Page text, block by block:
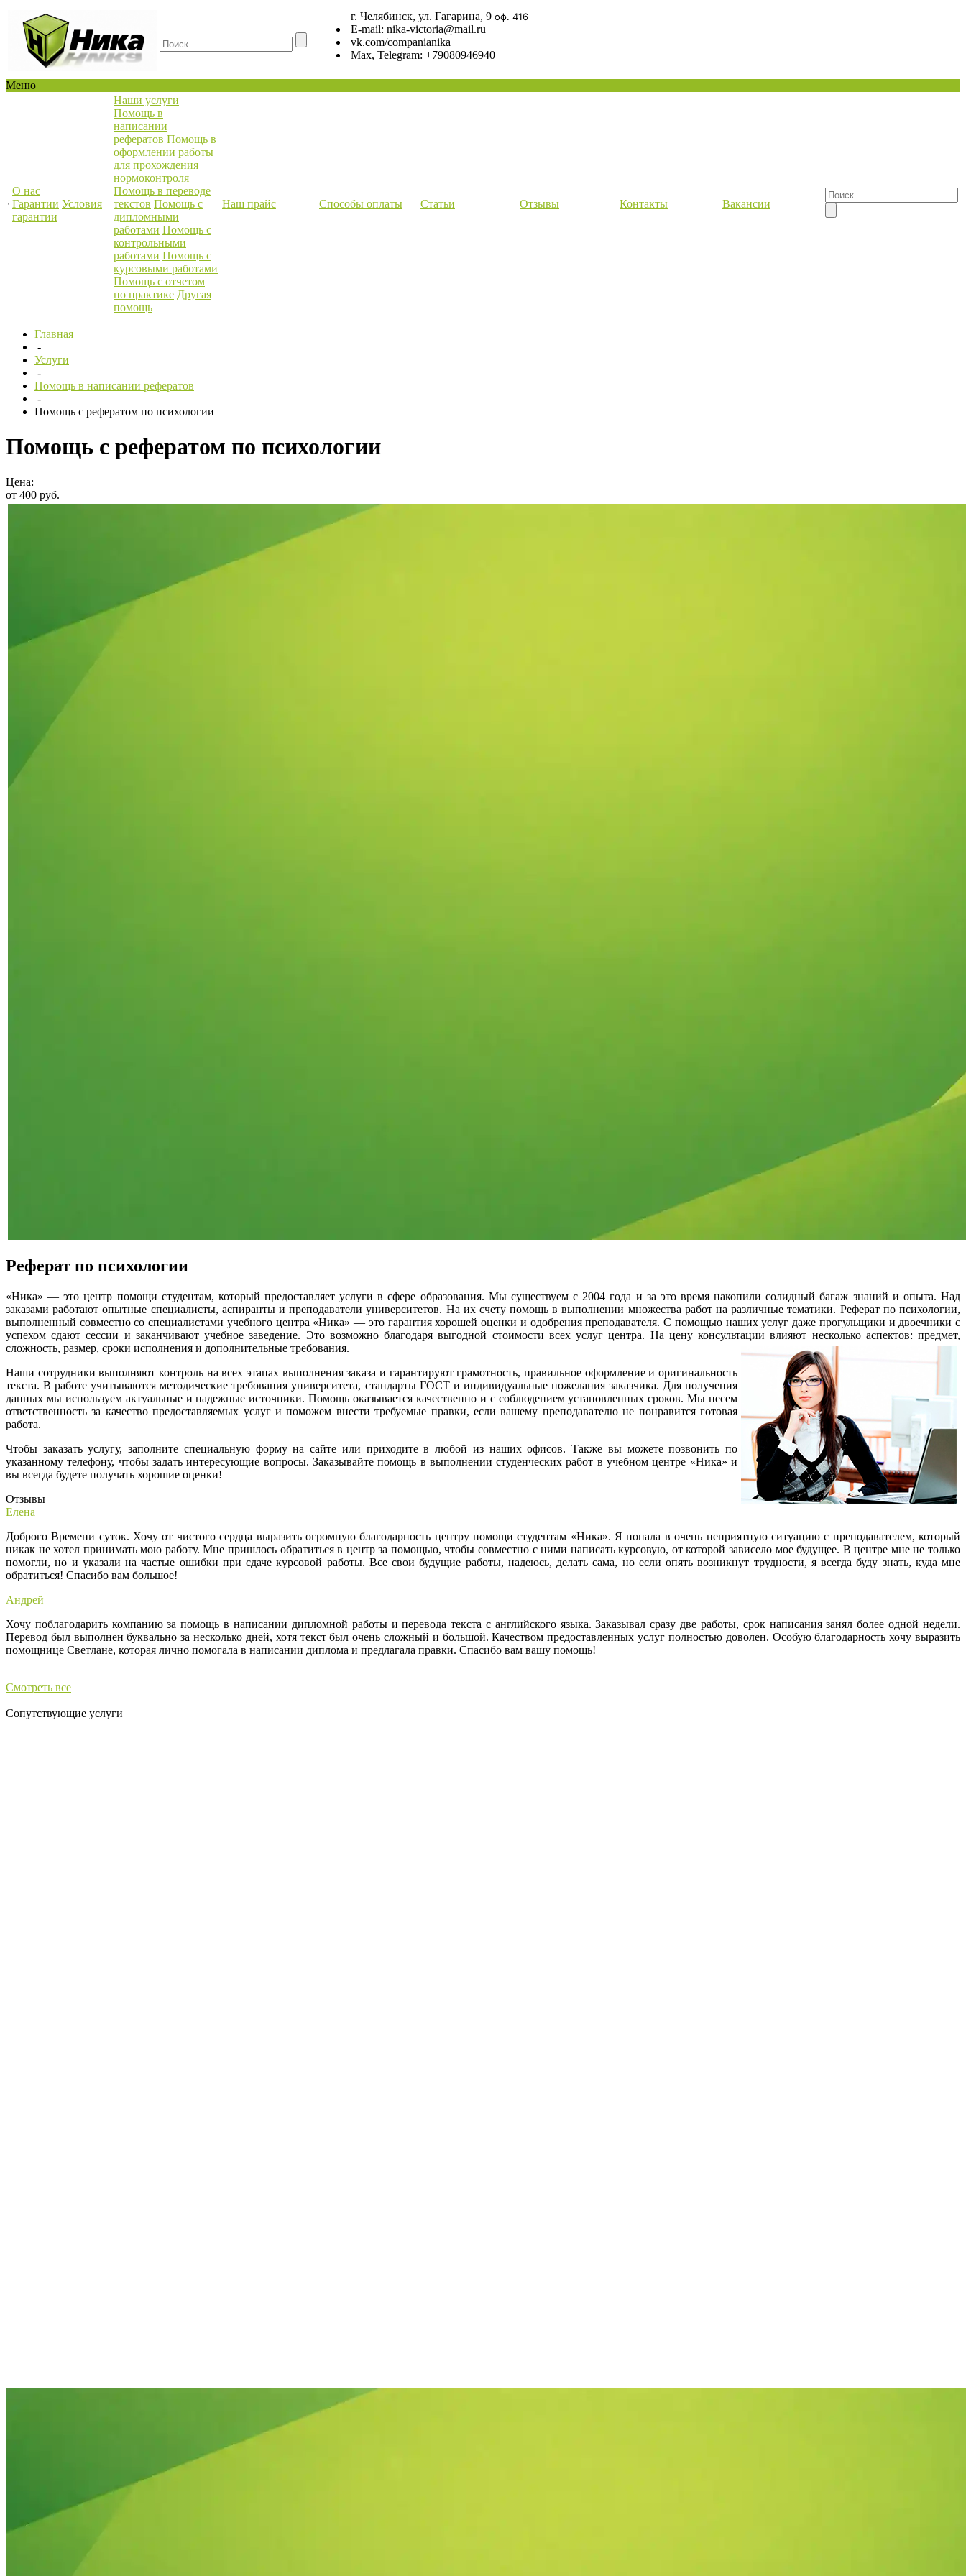
г. Челябинск, ул. Гагарина, 9 оф. 416
E-mail: nika-victoria@mail.ru
vk.com/companianika
Max, Telegram: +79080946940
Меню
О нас
Гарантии Условия
гарантии
Наши услуги
Помощь в
написании
рефератов Помощь в
оформлении работы
для прохождения
нормоконтроля
Помощь в переводе
текстов Помощь с
дипломными
работами Помощь с
контрольными
работами Помощь с
курсовыми работами
Помощь с отчетом
по практике Другая
помощь
Наш прайс Способы оплаты Статьи Отзывы Контакты Вакансии
Главная
-
Услуги
-
Помощь в написании рефератов
-
Помощь с рефератом по психологии
Помощь с рефератом по психологии
Цена:
от 400 руб.
Реферат по психологии
«Ника» — это центр помощи студентам, который предоставляет услуги в сфере образования. Мы существуем с 2004 года и за это время накопили солидный багаж знаний и опыта. Над
заказами работают опытные специалисты, аспиранты и преподаватели университетов. На их счету помощь в выполнении множества работ на различные тематики. Реферат по психологии,
выполненный совместно со специалистами учебного центра «Ника» — это гарантия хорошей оценки и одобрения преподавателя. С помощью наших услуг даже прогульщики и двоечники с
успехом сдают сессии и заканчивают учебное заведение. Это возможно благодаря выгодной стоимости всех услуг центра. На цену консультации влияют несколько аспектов: предмет,
сложность, размер, сроки исполнения и дополнительные требования.
Наши сотрудники выполняют контроль на всех этапах выполнения заказа и гарантируют грамотность, правильное оформление и оригинальность
текста. В работе учитываются методические требования университета, стандарты ГОСТ и индивидуальные пожелания заказчика. Для получения
данных мы используем актуальные и надежные источники. Помощь оказывается качественно и с соблюдением установленных сроков. Мы несем
ответственность за качество предоставляемых услуг и поможем внести требуемые правки, если вашему преподавателю не понравится готовая
работа.
Чтобы заказать услугу, заполните специальную форму на сайте или приходите в любой из наших офисов. Также вы можете позвонить по
указанному телефону, чтобы задать интересующие вопросы. Заказывайте помощь в выполнении студенческих работ в учебном центре «Ника» и
вы всегда будете получать хорошие оценки!
Отзывы
Елена
Доброго Времени суток. Хочу от чистого сердца выразить огромную благодарность центру помощи студентам «Ника». Я попала в очень неприятную ситуацию с преподавателем, который
никак не хотел принимать мою работу. Мне пришлось обратиться в центр за помощью, чтобы совместно с ними написать курсовую, от которой зависело мое будущее. В центре мне не только
помогли, но и указали на частые ошибки при сдаче курсовой работы. Все свои будущие работы, надеюсь, делать сама, но если опять возникнут трудности, я всегда буду знать, куда мне
обратиться! Спасибо вам большое!
Андрей
Хочу поблагодарить компанию за помощь в написании дипломной работы и перевода текста с английского языка. Заказывал сразу две работы, срок написания занял более одной недели.
Перевод был выполнен буквально за несколько дней, хотя текст был очень сложный и большой. Качеством предоставленных услуг полностью доволен. Особую благодарность хочу выразить
помощнице Светлане, которая лично помогала в написании диплома и предлагала правки. Спасибо вам вашу помощь!
Смотреть все
Сопутствующие услуги